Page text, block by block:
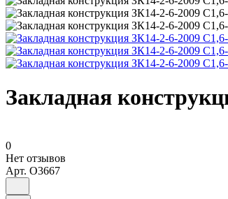
Закладная
0
Нет отзывов
Арт. O3667